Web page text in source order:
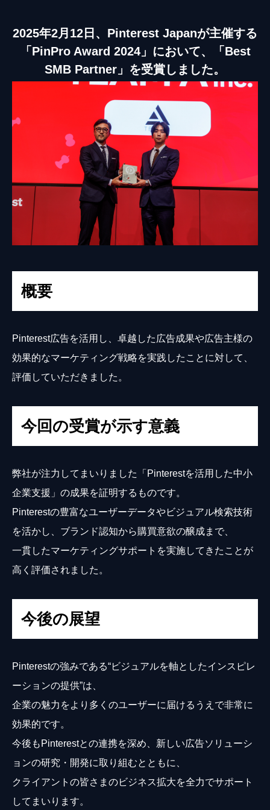
2025年2月12日、Pinterest Japanが主催する
「PinPro Award 2024」において、「Best
SMB Partner」を受賞しました。
概要
Pinterest広告を活用し、卓越した広告成果や広告主様の
効果的なマーケティング戦略を実践したことに対して、
評価していただきました。
今回の受賞が示す意義
弊社が注力してまいりました「Pinterestを活用した中小
企業支援」の成果を証明するものです。
Pinterestの豊富なユーザーデータやビジュアル検索技術
を活かし、ブランド認知から購買意欲の醸成まで、
一貫したマーケティングサポートを実施してきたことが
高く評価されました。
今後の展望
Pinterestの強みである“ビジュアルを軸としたインスピレ
ーションの提供”は、
企業の魅力をより多くのユーザーに届けるうえで非常に
効果的です。
今後もPinterestとの連携を深め、新しい広告ソリューシ
ョンの研究・開発に取り組むとともに、
クライアントの皆さまのビジネス拡大を全力でサポート
してまいります。